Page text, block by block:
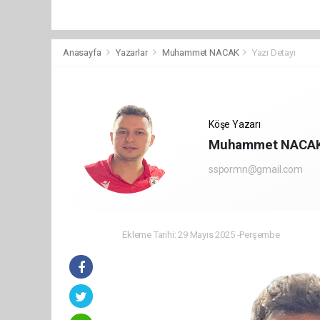
Anasayfa Yazarlar Muhammet NACAK Yazı Detayı
Köşe Yazarı
Muhammet
sspormn@gmail.com
Ekleme Tarihi: 29 Mayıs 2025 -Perşembe